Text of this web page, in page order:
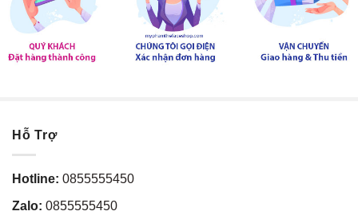
Hỗ Trợ
Hotline: 0855555450
Zalo: 0855555450